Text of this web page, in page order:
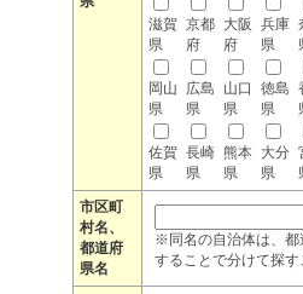
滋賀
県
京都
府
大阪
府
兵庫
県
岡山
県
広島
県
山口
県
徳島
県
佐賀
県
長崎
県
熊本
県
大分
県
市区町
村名、
都道府
県名
※同名の自治体は、都
することで分けて探す